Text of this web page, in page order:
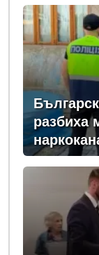
разбиха